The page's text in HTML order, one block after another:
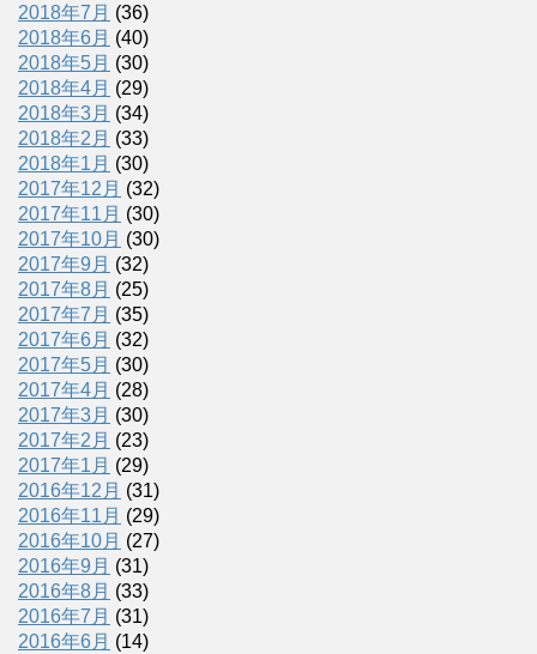
2018年7月 (36)
2018年6月 (40)
2018年5月 (30)
2018年4月 (29)
2018年3月 (34)
2018年2月 (33)
2018年1月 (30)
2017年12月 (32)
2017年11月 (30)
2017年10月 (30)
2017年9月 (32)
2017年8月 (25)
2017年7月 (35)
2017年6月 (32)
2017年5月 (30)
2017年4月 (28)
2017年3月 (30)
2017年2月 (23)
2017年1月 (29)
2016年12月 (31)
2016年11月 (29)
2016年10月 (27)
2016年9月 (31)
2016年8月 (33)
2016年7月 (31)
2016年6月 (14)